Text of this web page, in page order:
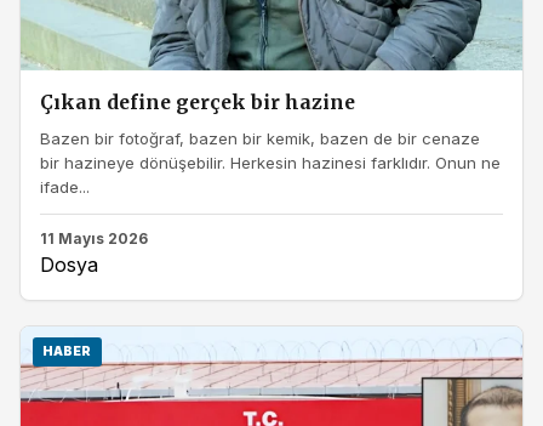
Çıkan define gerçek bir hazine
Bazen bir fotoğraf, bazen bir kemik, bazen de bir cenaze
bir hazineye dönüşebilir. Herkesin hazinesi farklıdır. Onun ne
ifade...
11 Mayıs 2026
Dosya
HABER